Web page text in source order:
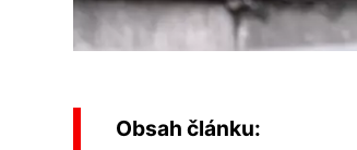
Obsah článku: